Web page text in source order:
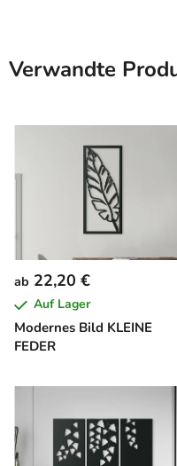
Verwandte
Modernes Bild KLEINE
FEDER
ab 22,20 €
Auf Lager